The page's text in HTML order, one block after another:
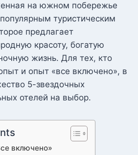
на южном побережье
туристическим
предлагает
красоту, богатую
жизнь. Для тех, кто
и опыт «все включено», в
5-звездочных
отелей на выбор.
включено»